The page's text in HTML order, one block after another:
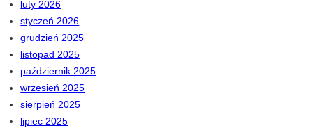
luty 2026
styczeń 2026
grudzień 2025
listopad 2025
październik 2025
wrzesień 2025
sierpień 2025
lipiec 2025